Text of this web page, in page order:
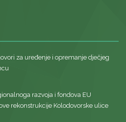
za uređenje i opremanje dječjeg
razvoja i fondova EU
rekonstrukcije Kolodovorske ulice